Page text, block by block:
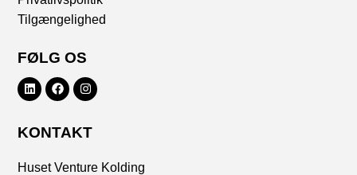
Tilgængelighed
FØLG OS
KONTAKT
Huset Venture Kolding